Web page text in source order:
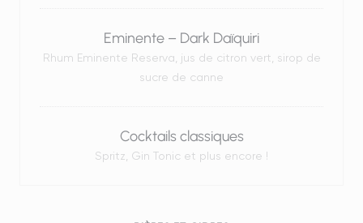
Eminente – Dark Daïquiri
Rhum Eminente Reserva, jus de citron vert, sirop de
sucre de canne
Cocktails classiques
Spritz, Gin Tonic et plus encore !